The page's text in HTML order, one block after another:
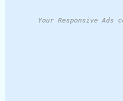
Your Responsive Ads